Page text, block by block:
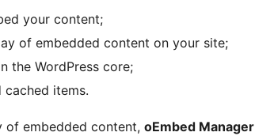
your content;
of embedded content on your site;
the WordPress core;
items.
embedded content, oEmbed Manager